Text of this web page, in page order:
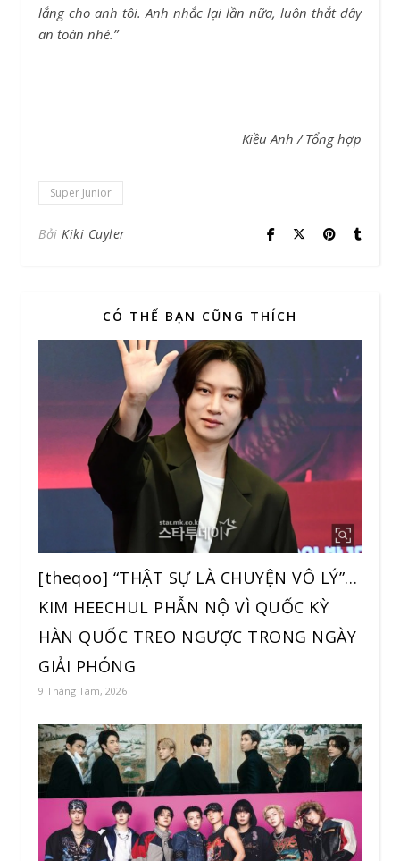
lắng cho anh tôi. Anh nhắc lại lần nữa, luôn thắt dây
an toàn nhé.”
Kiều Anh / Tổng hợp
Super Junior
Bởi Kiki Cuyler
CÓ THỂ BẠN CŨNG THÍCH
[theqoo] “THẬT SỰ LÀ CHUYỆN VÔ LÝ”…
KIM HEECHUL PHẪN NỘ VÌ QUỐC KỲ
HÀN QUỐC TREO NGƯỢC TRONG NGÀY
GIẢI PHÓNG
9 Tháng Tám, 2026